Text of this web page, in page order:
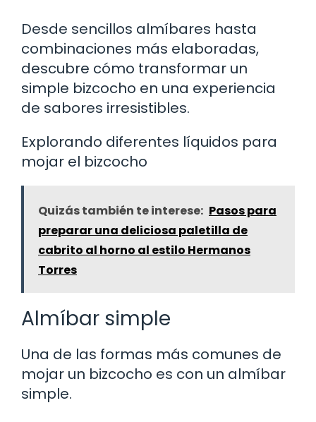
Desde sencillos almíbares hasta
combinaciones más elaboradas,
descubre cómo transformar un
simple bizcocho en una experiencia
de sabores irresistibles.
Explorando diferentes líquidos para
mojar el bizcocho
Quizás también te interese: Pasos para
preparar una deliciosa paletilla de
cabrito al horno al estilo Hermanos
Torres
Almíbar simple
Una de las formas más comunes de
mojar un bizcocho es con un almíbar
simple.